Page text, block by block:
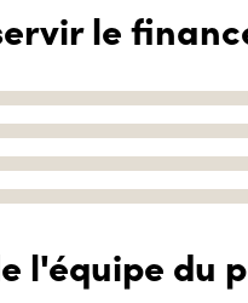
le
l'équipe du